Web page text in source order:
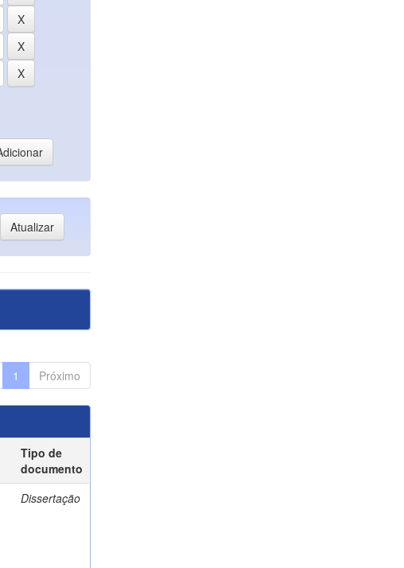
1 Próximo
Tipo de
documento
Dissertação